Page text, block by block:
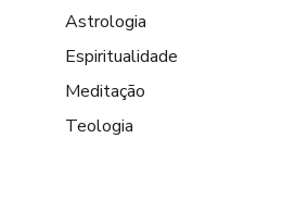
Astrologia
Espiritualidade
Meditação
Teologia